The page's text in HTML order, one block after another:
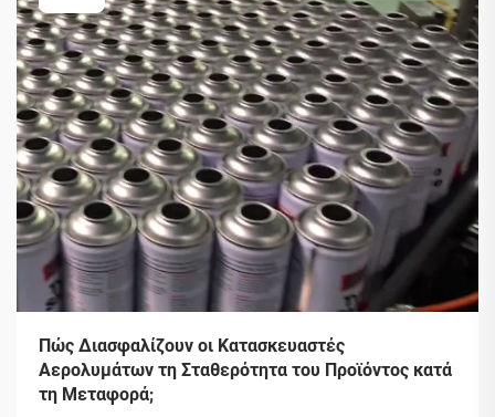
Πώς Διασφαλίζουν οι Κατασκευαστές
Αερολυμάτων τη Σταθερότητα του Προϊόντος κατά
τη Μεταφορά;